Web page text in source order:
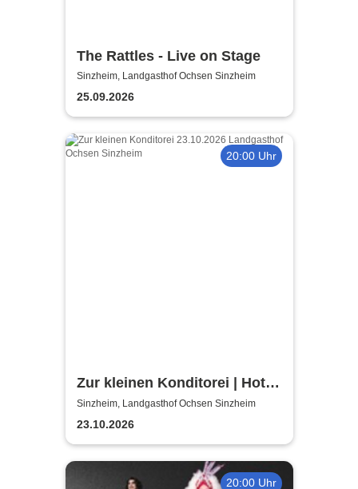
The Rattles - Live on Stage
Sinzheim, Landgasthof Ochsen Sinzheim
25.09.2026
20:00 Uhr
Zur kleinen Konditorei | Hotel
Landgasthof Ochsen
Sinzheim / Baden Baden
Sinzheim, Landgasthof Ochsen Sinzheim
23.10.2026
20:00 Uhr